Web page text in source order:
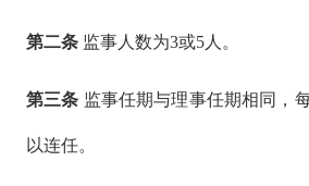
第二条 监事人数为3或5人。
第三条 监事任期与理事任期相同，
以连任。